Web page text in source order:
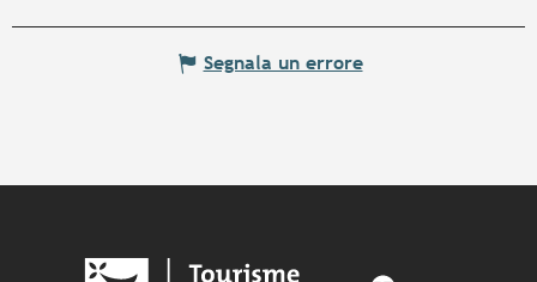
Segnala un errore